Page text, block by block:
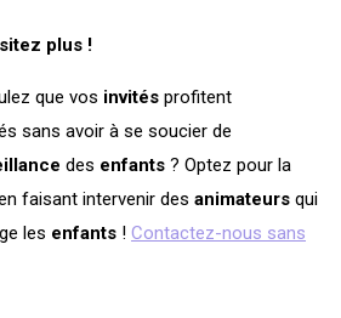
plus !
que vos invités profitent
sans avoir à se soucier de
des enfants ? Optez pour la
faisant intervenir des animateurs qui
les enfants ! Contactez-nous sans